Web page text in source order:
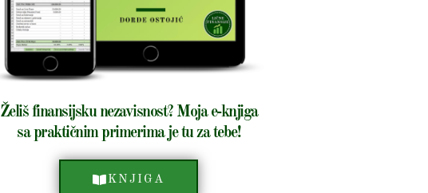
Želiš finansijsku nezavisnost? Moja e-knjiga
sa praktičnim primerima je tu za tebe!
KNJIGA